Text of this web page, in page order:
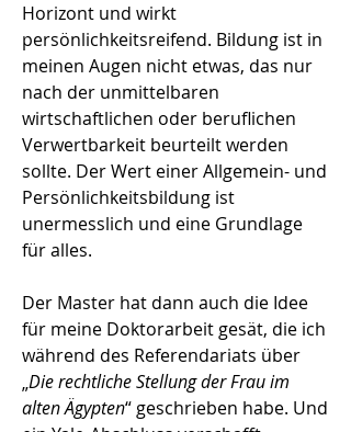
Horizont und wirkt
persönlichkeitsreifend. Bildung ist in
meinen Augen nicht etwas, das nur
nach der unmittelbaren
wirtschaftlichen oder beruflichen
Verwertbarkeit beurteilt werden
sollte. Der Wert einer Allgemein- und
Persönlichkeitsbildung ist
unermesslich und eine Grundlage
für alles.
Der Master hat dann auch die Idee
für meine Doktorarbeit gesät, die ich
während des Referendariats über
„Die rechtliche Stellung der Frau im
alten Ägypten“ geschrieben habe. Und